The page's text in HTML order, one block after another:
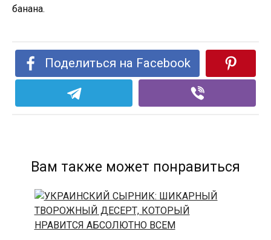
банана.
Поделиться на Facebook
Вам также может понравиться